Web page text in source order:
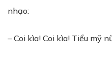
nhạo:
– Coi kìa! Coi kìa! Tiểu mỹ